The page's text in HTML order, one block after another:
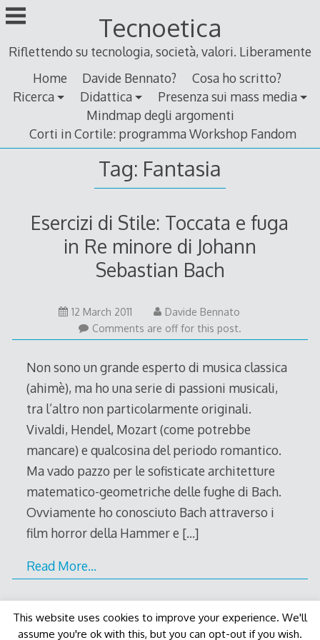
Skip
to
Tecnoetica
Riflettendo su tecnologia, società, valori. Liberamente
Home
Davide Bennato?
Cosa ho scritto?
Ricerca
Didattica
Presenza sui mass media
Mindmap degli argomenti
Corti in Cortile: programma Workshop Fandom
Tag: Fantasia
Esercizi di Stile: Toccata e fuga
in Re minore di Johann
Sebastian Bach
12 March 201112
March
2011
Davide Bennato
Comments are off for this post.
Non sono un grande esperto di musica classica
(ahimè), ma ho una serie di passioni musicali,
tra l’altro non particolarmente originali.
Vivaldi, Hendel, Mozart (come potrebbe
mancare) e qualcosina del periodo romantico.
Ma vado pazzo per le sofisticate architetture
matematico-geometriche delle fughe di Bach.
Ovviamente ho conosciuto Bach attraverso i
film horror della Hammer e […]
Read More…
This website uses cookies to improve your experience. We'll
assume you're ok with this, but you can opt-out if you wish.